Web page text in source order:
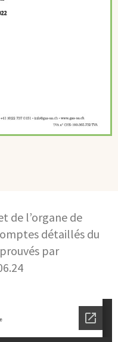
de l’organe de
détaillés du
par